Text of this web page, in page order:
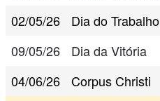
02/05/26
Dia do Trabalho
09/05/26
Dia da Vitória
04/06/26
Corpus Christi